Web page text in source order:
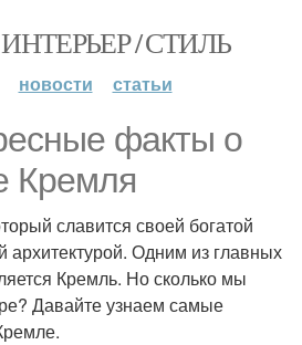
/ СТИЛЬ
новости статьи
факты о
Кремля
славится своей богатой
архитектурой. Одним из главных
Кремль. Но сколько мы
Давайте узнаем самые